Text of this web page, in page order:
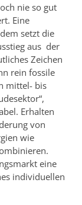
nie so gut
Eine
setzt die
aus der
Zeichen
rein fossile
mittel- bis
Erhalten
von
wie
eine
individuellen